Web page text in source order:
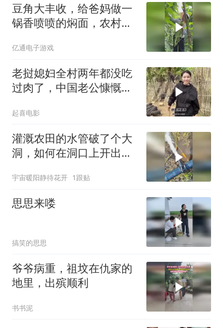
豆角大丰收，给爸妈做一
锅香喷喷的焖面，农村味
亿通电子游戏
老挝媳妇全村两年都没吃
过肉了，中国老公慷慨解
起喜电影
灌溉农田的水管破了个大
洞，如何在洞口上开出一
宇宙暖阳静待花开 1跟贴
思思来喽
搞笑的思思
爷爷病重，祖坟在仇家的
地里，出殡顺利
书书泥